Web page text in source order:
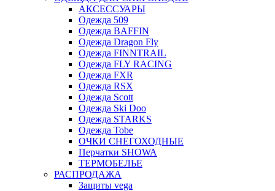
АКСЕССУАРЫ
Одежда 509
Одежда BAFFIN
Одежда Dragon Fly
Одежда FINNTRAIL
Одежда FLY RACING
Одежда FXR
Одежда RSX
Одежда Scott
Одежда Ski Doo
Одежда STARKS
Одежда Tobe
ОЧКИ СНЕГОХОДНЫЕ
Перчатки SHOWA
ТЕРМОБЕЛЬЕ
РАСПРОДАЖА
Защиты vega